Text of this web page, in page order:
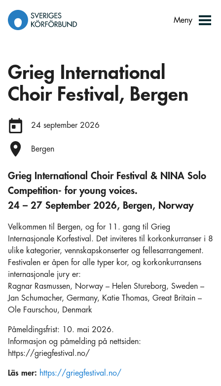
innehåll
Meny
Grieg International
Choir Festival, Bergen
Datum:
24 september 2026
Plats:
Bergen
Grieg International Choir Festival & NINA Solo
Competition- for young voices.
24 – 27 September 2026, Bergen, Norway
Velkommen til Bergen, og for 11. gang til Grieg
Internasjonale Korfestival. Det inviteres til korkonkurranser i 8
ulike kategorier, vennskapskonserter og fellesarrangement.
Festivalen er åpen for alle typer kor, og korkonkurransens
internasjonale jury er:
Ragnar Rasmussen, Norway – Helen Stureborg, Sweden –
Jan Schumacher, Germany, Katie Thomas, Great Britain –
Ole Faurschou, Denmark
Påmeldingsfrist: 10. mai 2026.
Informasjon og påmelding på nettsiden:
https://griegfestival.no/
Läs mer: https://griegfestival.no/